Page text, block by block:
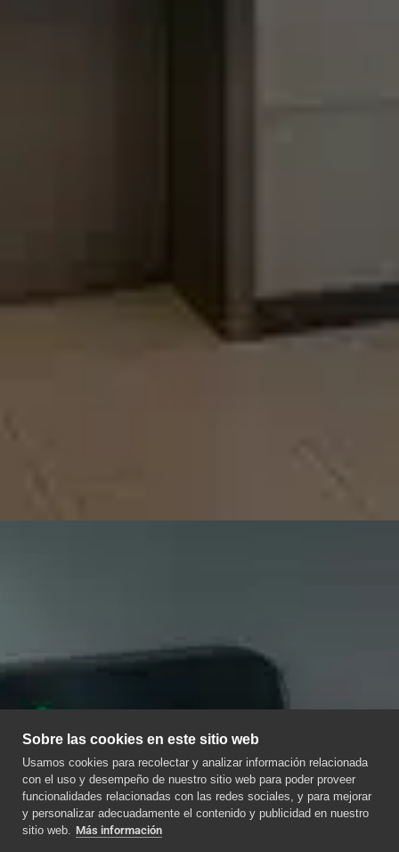
Sobre las cookies en este sitio web
Usamos cookies para recolectar y analizar información relacionada
con el uso y desempeño de nuestro sitio web para poder proveer
funcionalidades relacionadas con las redes sociales, y para mejorar
y personalizar adecuadamente el contenido y publicidad en nuestro
sitio web. Más información